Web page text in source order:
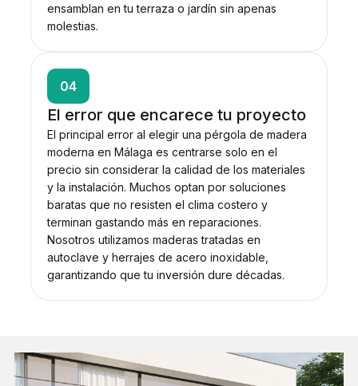
ensamblan en tu terraza o jardín sin apenas
molestias.
04
El error que encarece tu proyecto
El principal error al elegir una pérgola de madera
moderna en Málaga es centrarse solo en el
precio sin considerar la calidad de los materiales
y la instalación. Muchos optan por soluciones
baratas que no resisten el clima costero y
terminan gastando más en reparaciones.
Nosotros utilizamos maderas tratadas en
autoclave y herrajes de acero inoxidable,
garantizando que tu inversión dure décadas.